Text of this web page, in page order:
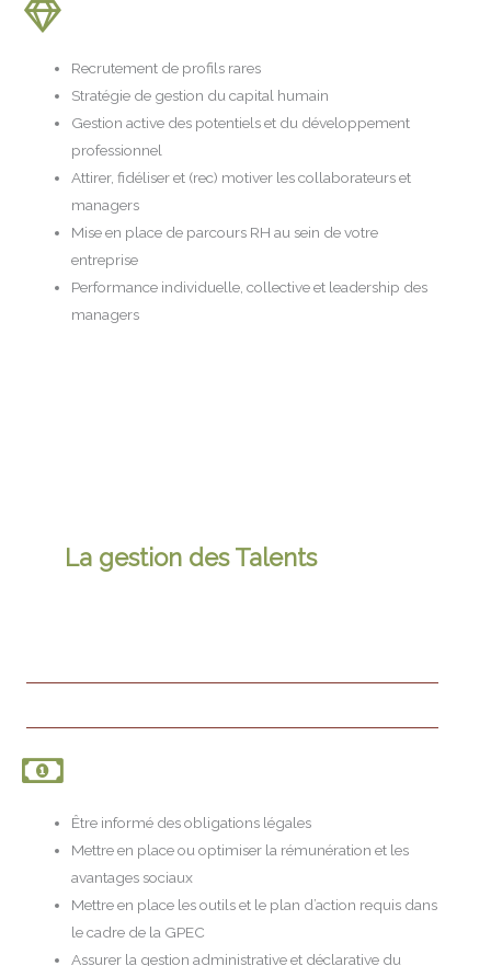
Recrutement de profils rares
Stratégie de gestion du capital humain
Gestion active des potentiels et du développement
professionnel
Attirer, fidéliser et (rec) motiver les collaborateurs et
managers
Mise en place de parcours RH au sein de votre
entreprise
Performance individuelle, collective et leadership des
managers
La gestion des Talents
Être informé des obligations légales
Mettre en place ou optimiser la rémunération et les
avantages sociaux
Mettre en place les outils et le plan d’action requis dans
le cadre de la GPEC
Assurer la gestion administrative et déclarative du